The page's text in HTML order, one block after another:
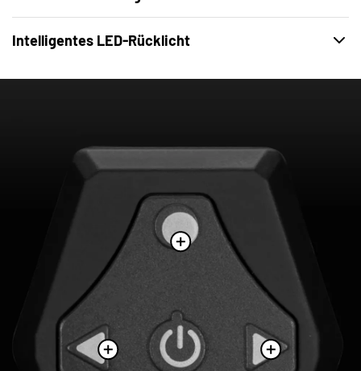
17 strategische Lüftungsöffnungen leiten kühle Luft hinein und
Intelligentes LED-Rücklicht
360° Sichtbarkeit für maximale Sicherheit im Straßenverkehr.